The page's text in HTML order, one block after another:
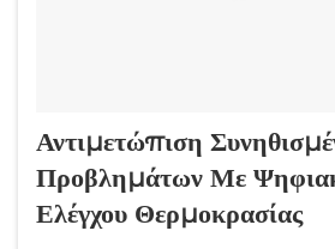
Αντιμετώπιση
Προβλημάτων Με
Ελέγχου Θερμοκρασίας